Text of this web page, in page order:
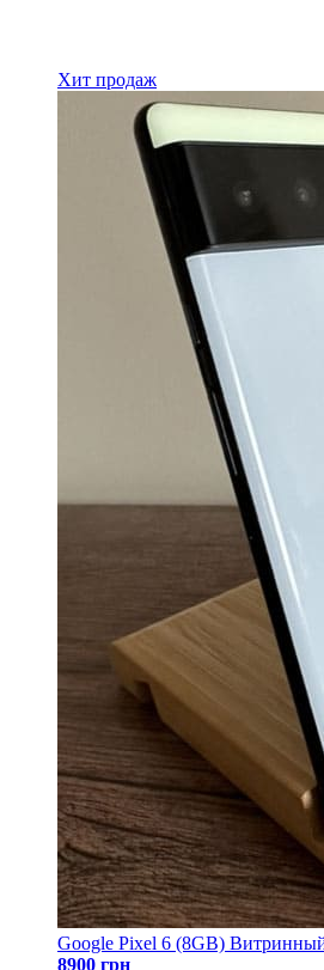
Хит продаж
Google Pixel 6 (8GB)
8900 грн